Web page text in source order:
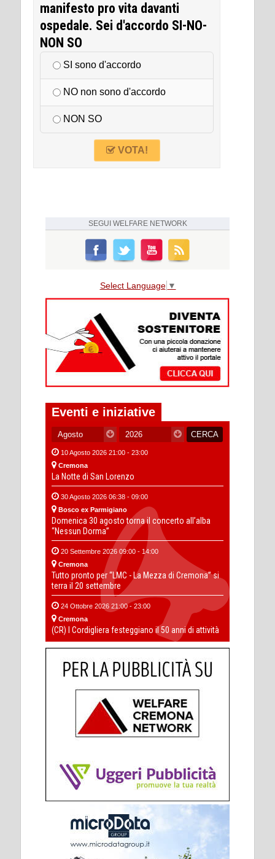
manifesto pro vita davanti
ospedale. Sei d'accordo SI-NO-
NON SO
SI sono d'accordo
NO non sono d'accordo
NON SO
VOTA!
SEGUI WELFARE NETWORK
Select Language ▼
Eventi e iniziative
10 Agosto 2026 21:00 - 23:00
Cremona
La Notte di San Lorenzo
30 Agosto 2026 06:38 - 09:00
Bosco ex Parmigiano
Domenica 30 agosto torna il concerto all’alba
“Nessun Dorma”
20 Settembre 2026 09:00 - 14:00
Cremona
Tutto pronto per “LMC - La Mezza di Cremona” si
terra il 20 settembre
24 Ottobre 2026 21:00 - 23:00
Cremona
(CR) I Cordigliera festeggiano il 50 anni di attività